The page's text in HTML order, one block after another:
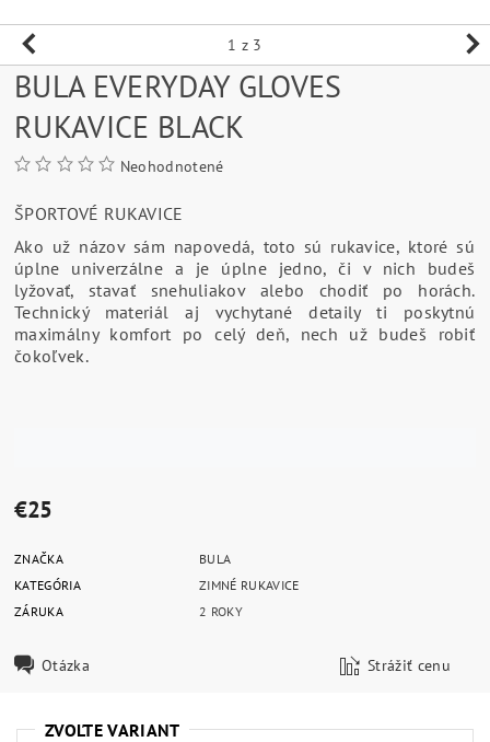
1 z 3
BULA EVERYDAY GLOVES
RUKAVICE BLACK
Neohodnotené
ŠPORTOVÉ RUKAVICE
Ako už názov sám napovedá, toto sú rukavice, ktoré sú
úplne univerzálne a je úplne jedno, či v nich budeš
lyžovať, stavať snehuliakov alebo chodiť po horách.
Technický materiál aj vychytané detaily ti poskytnú
maximálny komfort po celý deň, nech už budeš robiť
čokoľvek.
€25
ZNAČKA
BULA
KATEGÓRIA
ZIMNÉ RUKAVICE
ZÁRUKA
2 ROKY
Otázka Strážiť cenu
ZVOĽTE VARIANT